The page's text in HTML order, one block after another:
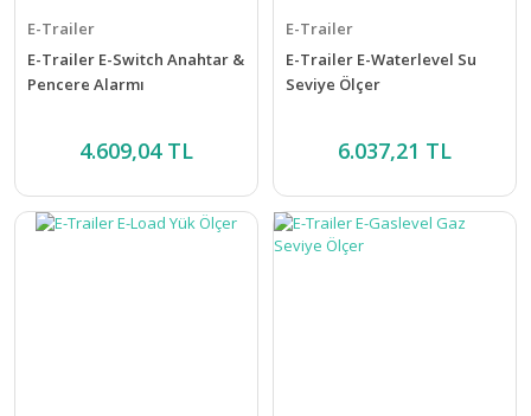
E-Trailer
E-Trailer E-Switch Anahtar &
Pencere Alarmı
4.609,04 TL
E-Trailer
E-Trailer E-Waterlevel Su
Seviye Ölçer
6.037,21 TL